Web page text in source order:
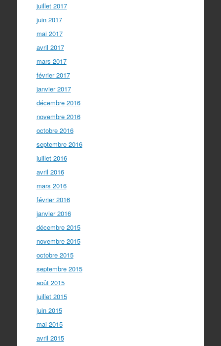
juillet 2017
juin 2017
mai 2017
avril 2017
mars 2017
février 2017
janvier 2017
décembre 2016
novembre 2016
octobre 2016
septembre 2016
juillet 2016
avril 2016
mars 2016
février 2016
janvier 2016
décembre 2015
novembre 2015
octobre 2015
septembre 2015
août 2015
juillet 2015
juin 2015
mai 2015
avril 2015